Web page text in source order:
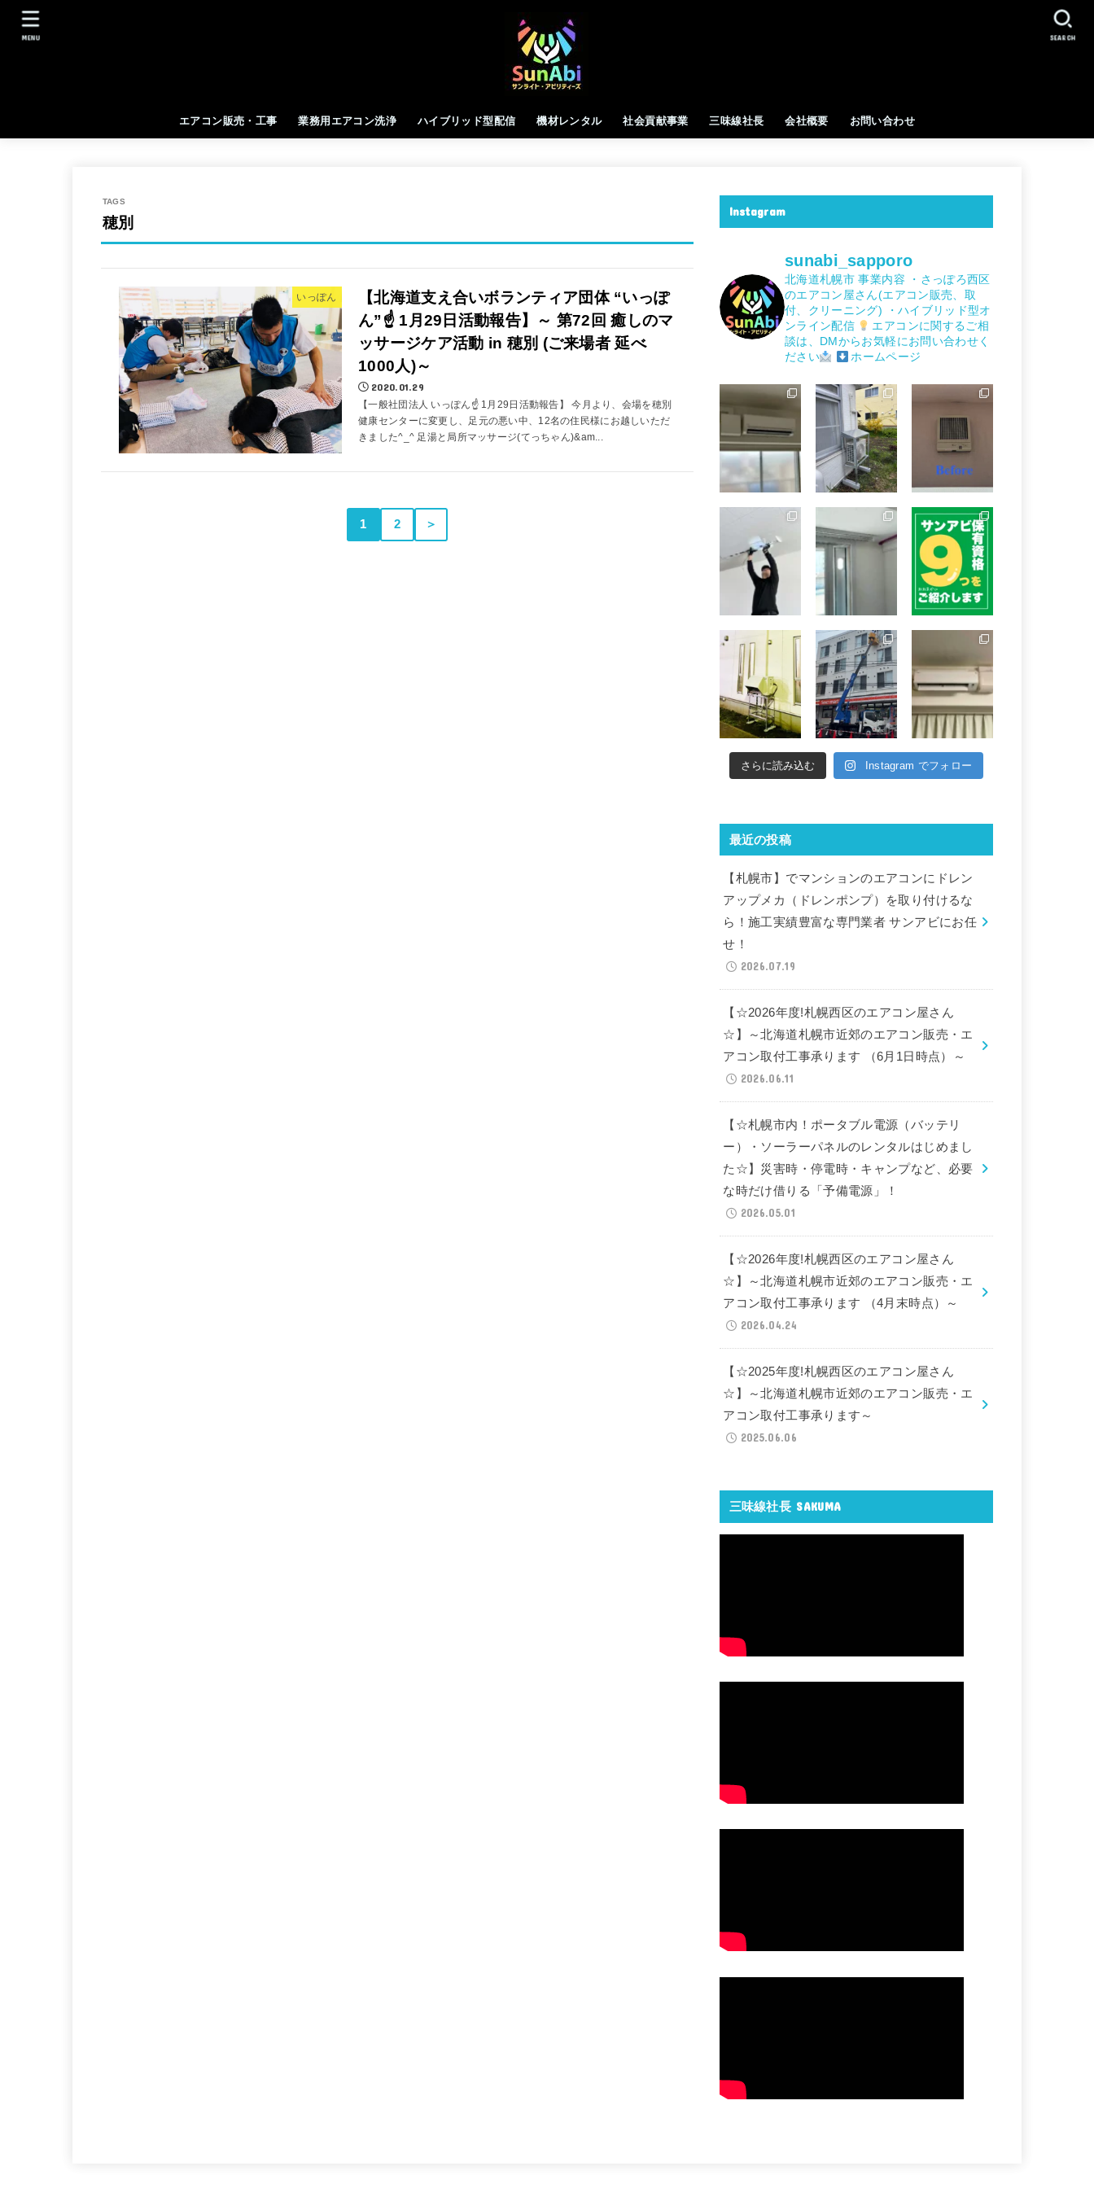
エアコン販売・工事 業務用エアコン洗浄 ハイブリッド型配信 機材レンタル 社会貢献事業 三味線社長 会社概要 お問い合わせ
SEARCH
MENU
穂別
いっぽん
【北海道支え合いボランティア団体 “いっぽ
ん”☝️ 1月29日活動報告】～ 第72回 癒しのマ
ッサージケア活動 in 穂別 (ご来場者 延べ
1000人)～
2020.01.29
【一般社団法人 いっぽん☝️ 1月29日活動報告】 今月より、会場を穂別
健康センターに変更し、足元の悪い中、12名の住民様にお越しいただ
きました^_^ 足湯と局所マッサージ(てっちゃん)&am...
1 2 ＞
Instagram
sunabi_sapporo
北海道札幌市 事業内容 ・さっぽろ西区
のエアコン屋さん(エアコン販売、取
付、クリーニング) ・ハイブリッド型オ
ンライン配信
エアコンに関するご相
談は、DMからお気軽にお問い合わせく
ださい
ホームページ
さらに読み込む Instagram でフォロー
最近の投稿
【札幌市】でマンションのエアコンにドレン
アップメカ（ドレンポンプ）を取り付けるな
ら！施工実績豊富な専門業者 サンアビにお任
せ！
2026.07.19
【☆2026年度!札幌西区のエアコン屋さん
☆】～北海道札幌市近郊のエアコン販売・エ
アコン取付工事承ります （6月1日時点）～
2026.06.11
【☆札幌市内！ポータブル電源（バッテリ
ー）・ソーラーパネルのレンタルはじめまし
た☆】災害時・停電時・キャンプなど、必要
な時だけ借りる「予備電源」！
2026.05.01
【☆2026年度!札幌西区のエアコン屋さん
☆】～北海道札幌市近郊のエアコン販売・エ
アコン取付工事承ります （4月末時点）～
2026.04.24
【☆2025年度!札幌西区のエアコン屋さん
☆】～北海道札幌市近郊のエアコン販売・エ
アコン取付工事承ります～
2025.06.06
三味線社長 SAKUMA